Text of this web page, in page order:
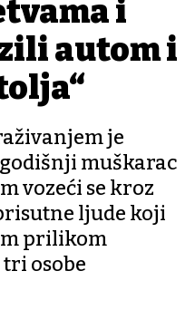
i
autom i
je
muškarac
vozeći se kroz
ljude koji
prilikom
osobe